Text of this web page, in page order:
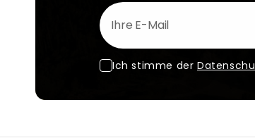
Ihre E-Mail
Ich stimme der